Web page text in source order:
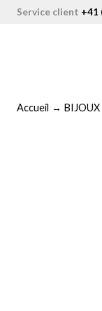
AllerService client +41
Accueil → BIJOUX